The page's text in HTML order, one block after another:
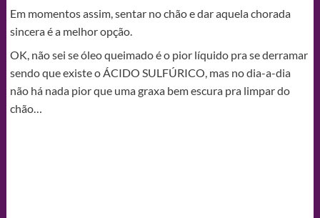
Em momentos assim, sentar no chão e dar aquela chorada
sincera é a melhor opção.
OK, não sei se óleo queimado é o pior líquido pra se derramar
sendo que existe o ÁCIDO SULFÚRICO, mas no dia-a-dia
não há nada pior que uma graxa bem escura pra limpar do
chão…